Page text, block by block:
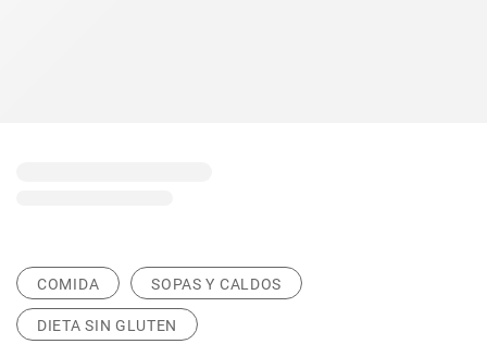
COMIDA SOPAS Y CALDOS
DIETA SIN GLUTEN